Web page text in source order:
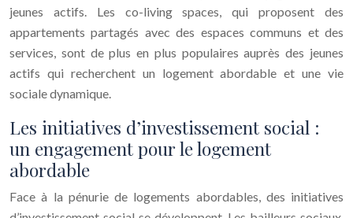
jeunes actifs. Les co-living spaces, qui proposent des
appartements partagés avec des espaces communs et des
services, sont de plus en plus populaires auprès des jeunes
actifs qui recherchent un logement abordable et une vie
sociale dynamique.
Les initiatives d’investissement social :
un engagement pour le logement
abordable
Face à la pénurie de logements abordables, des initiatives